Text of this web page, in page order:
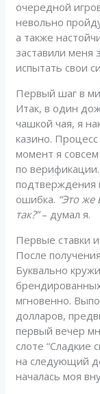
очередной
невольно
а также
заставили меня
испытать свои
Первый шаг в
Итак, в один
чашкой чая, я
казино.
момент я
по
подтверждения
ошибка. “Это
так?”– думал я.
Первые ставки
После
Буквально
мгновенно.
долларов,
первый вечер
слоте “Сладкие
на следующий
началась моя